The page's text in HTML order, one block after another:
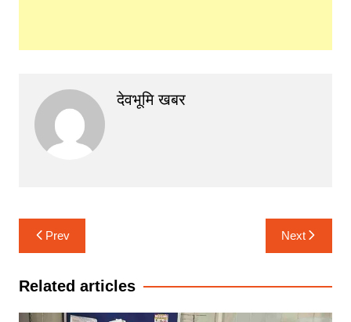
देवभूमि खबर
Post
navigation
Prev Next
Related articles